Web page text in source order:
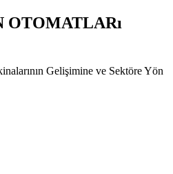
Gelişimine ve Sektöre Yön